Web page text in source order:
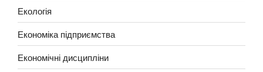
Екологія
Економіка підприємства
Економічні дисципліни